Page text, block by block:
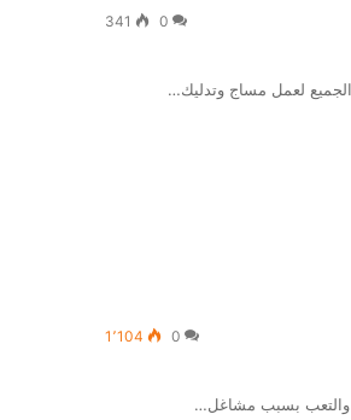
0
341
0 1٬104